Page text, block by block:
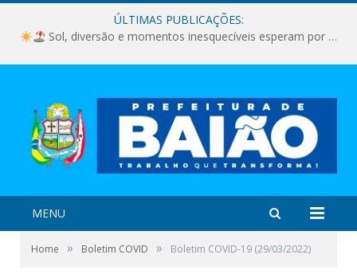
ÚLTIMAS PUBLICAÇÕES:
Sol, diversão e momentos inesquecíveis esperam por você!
MENU
Home » Boletim COVID » Boletim COVID-19 (29/03/2022)